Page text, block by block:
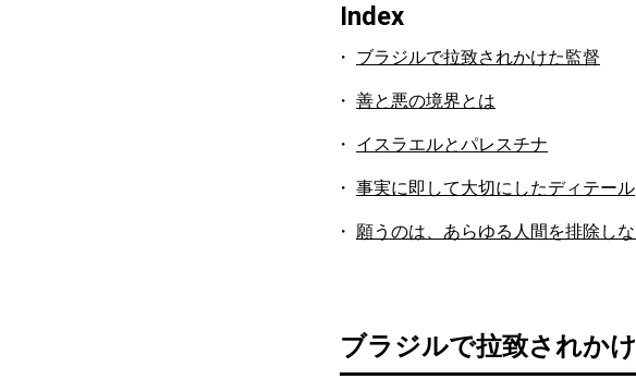
Index
ブラジルで拉致されかけた監督
善と悪の境界とは
イスラエルとパレスチナ
事実に即して大切にしたディテール
願うのは、あらゆる人間を排除し
ブラジルで拉致されか